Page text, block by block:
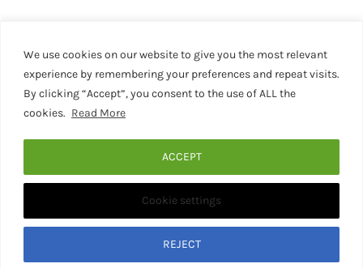
We use cookies on our website to give you the most relevant
experience by remembering your preferences and repeat visits.
By clicking “Accept”, you consent to the use of ALL the
cookies. Read More
Cookie settings
REJECT
ACCEPT
DA GUARDARE
Canale YouTube
CONTATTI
Contatti
© 2020 - 2026 • Medievaleggiando • All Rights Reserved •
Designed by Martina Corona • Associazione Culturale
Medievaleggiando - P.I. 15946281001